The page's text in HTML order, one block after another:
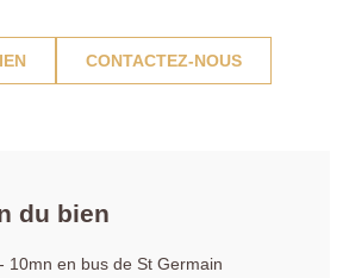
CONTACTEZ-NOUS
du bien
10mn en bus de St Germain